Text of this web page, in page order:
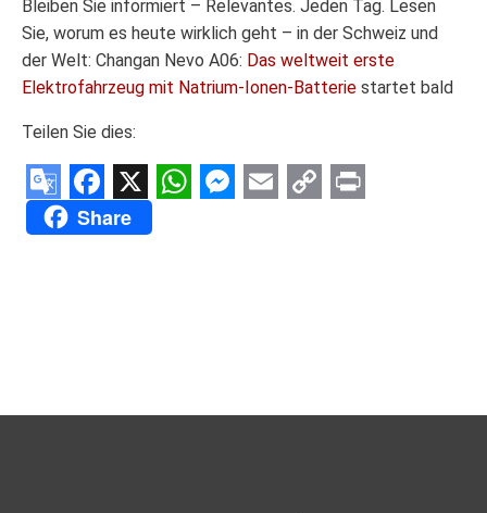
Bleiben Sie informiert – Relevantes. Jeden Tag. Lesen
Sie, worum es heute wirklich geht – in der Schweiz und
der Welt: Changan Nevo A06: Das weltweit erste
Elektrofahrzeug mit Natrium-Ionen-Batterie startet bald
Teilen Sie dies:
GoogleFacebook
X
Share